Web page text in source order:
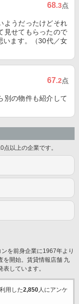
68.3点
ようだったけどそれ
見せてもらったので
います。（30代／女
67.2点
別の物件も紹介して
以上の企業です。
を前身企業に1967年より
を開始。賃貸情報店舗 九
しています。
用した2,850人にアンケ